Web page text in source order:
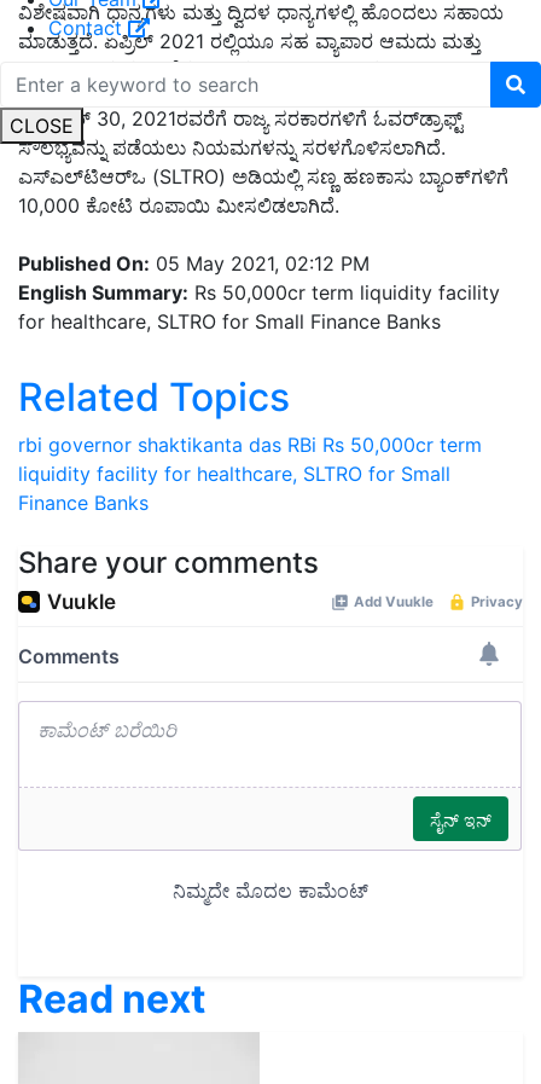
Contact
CLOSE
ವಿಶೇಷವಾಗಿ ಧಾನ್ಯಗಳು ಮತ್ತು ದ್ವಿದಳ ಧಾನ್ಯಗಳಲ್ಲಿ ಹೊಂದಲು ಸಹಾಯ
ಮಾಡುತ್ತದೆ. ಏಪ್ರಿಲ್ 2021 ರಲ್ಲಿಯೂ ಸಹ ವ್ಯಾಪಾರ ಆಮದು ಮತ್ತು
ರಫ್ತುಗಳು ಒಳ್ಳೆ ಬೆಳವಣಿಗೆ ಕಂಡಿದೆ ಎಂದು ಅವರು ಹೇಳಿದರು.
ಸೆಪ್ಟೆಂಬರ್ 30, 2021ರವರೆಗೆ ರಾಜ್ಯ ಸರಕಾರಗಳಿಗೆ ಓವರ್‌ಡ್ರಾಫ್ಟ್
ಸೌಲಭ್ಯವನ್ನು ಪಡೆಯಲು ನಿಯಮಗಳನ್ನು ಸರಳಗೊಳಿಸಲಾಗಿದೆ.
ಎಸ್‌ಎಲ್‌ಟಿಆರ್‌ಒ (SLTRO) ಅಡಿಯಲ್ಲಿ ಸಣ್ಣ ಹಣಕಾಸು ಬ್ಯಾಂಕ್‌ಗಳಿಗೆ
10,000 ಕೋಟಿ ರೂಪಾಯಿ ಮೀಸಲಿಡಲಾಗಿದೆ.
Published On: 05 May 2021, 02:12 PM
English Summary: Rs 50,000cr term liquidity facility
for healthcare, SLTRO for Small Finance Banks
Related Topics
rbi governor shaktikanta das RBi Rs 50,000cr term
liquidity facility for healthcare, SLTRO for Small
Finance Banks
Share your comments
Read next